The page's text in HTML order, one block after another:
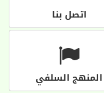
اتصل بنا
المنهج السلفي